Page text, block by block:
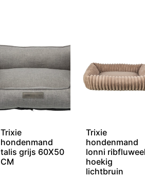
Trixie
hondenmand
talis grijs 60X50
CM
Trixie
hondenmand
lonni ribfluweel
hoekig
lichtbruin